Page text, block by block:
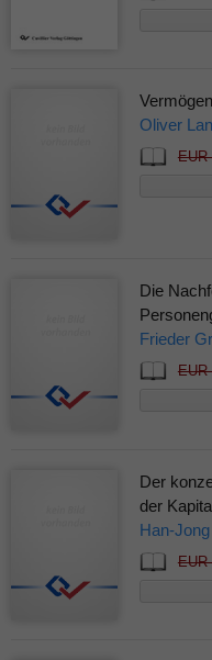
Oliver
EUR
Die
Frieder
EUR
Der
der
Han-
EUR